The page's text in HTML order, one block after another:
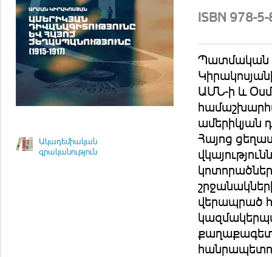
Ակադեմիական
գրականություն
ISBN 978-
Պատմական
ԱՄՆ-ի և
ամերիկյան
Հայոց
վերապրած